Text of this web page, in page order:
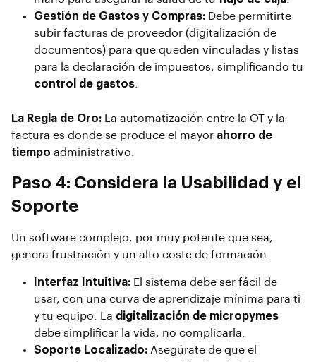
Gestión de Gastos y Compras: Debe permitirte
subir facturas de proveedor (digitalización de
documentos) para que queden vinculadas y listas
para la declaración de impuestos, simplificando tu
control de gastos
La Regla de Oro: La automatización entre la OT y la
factura es donde se produce el mayor ahorro de
tiempo administrativo.
Paso 4: Considera la Usabilidad y el
Soporte
Un software complejo, por muy potente que sea,
genera frustración y un alto coste de formación.
Interfaz Intuitiva: El sistema debe ser fácil de
usar, con una curva de aprendizaje mínima para ti
y tu equipo. La digitalización de micropymes
debe simplificar la vida, no complicarla.
Soporte Localizado: Asegúrate de que el